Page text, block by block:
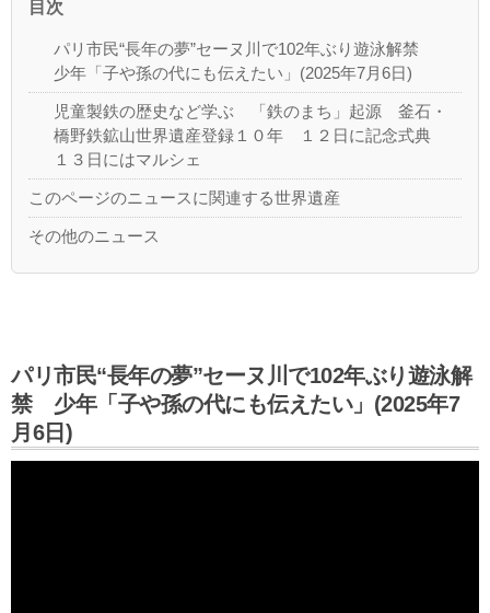
目次
パリ市民“長年の夢”セーヌ川で102年ぶり遊泳解禁
少年「子や孫の代にも伝えたい」(2025年7月6日)
児童製鉄の歴史など学ぶ 「鉄のまち」起源 釜石・
橋野鉄鉱山世界遺産登録１０年 １２日に記念式典
１３日にはマルシェ
このページのニュースに関連する世界遺産
その他のニュース
パリ市民“長年の夢”セーヌ川で102年ぶり遊泳解
禁 少年「子や孫の代にも伝えたい」(2025年7
月6日)